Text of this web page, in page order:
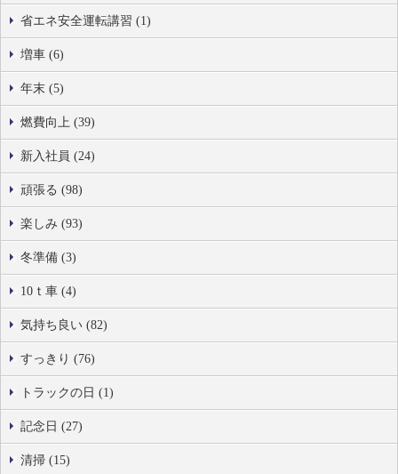
省エネ安全運転講習 (1)
増車 (6)
年末 (5)
燃費向上 (39)
新入社員 (24)
頑張る (98)
楽しみ (93)
冬準備 (3)
10ｔ車 (4)
気持ち良い (82)
すっきり (76)
トラックの日 (1)
記念日 (27)
清掃 (15)